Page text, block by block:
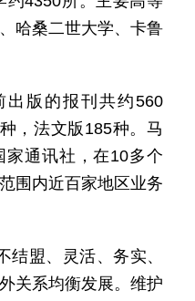
哈桑二世大学、卡鲁
出版的报刊共约560
，法文版185种。马
通讯社，在10多个
围内近百家地区业务
结盟、灵活、务实、
关系均衡发展。维护